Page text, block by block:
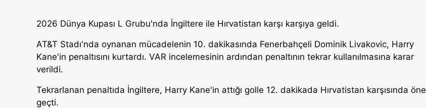
2026 Dünya Kupası L Grubu'nda İngiltere ile Hırvatistan karşı karşıya geldi.
AT&T Stadı'nda oynanan mücadelenin 10. dakikasında Fenerbahçeli Dominik Livakovic, Harry
Kane'in penaltısını kurtardı. VAR incelemesinin ardından penaltının tekrar kullanılmasına karar
verildi.
Tekrarlanan penaltıda İngiltere, Harry Kane'in attığı golle 12. dakikada Hırvatistan karşısında öne
geçti.